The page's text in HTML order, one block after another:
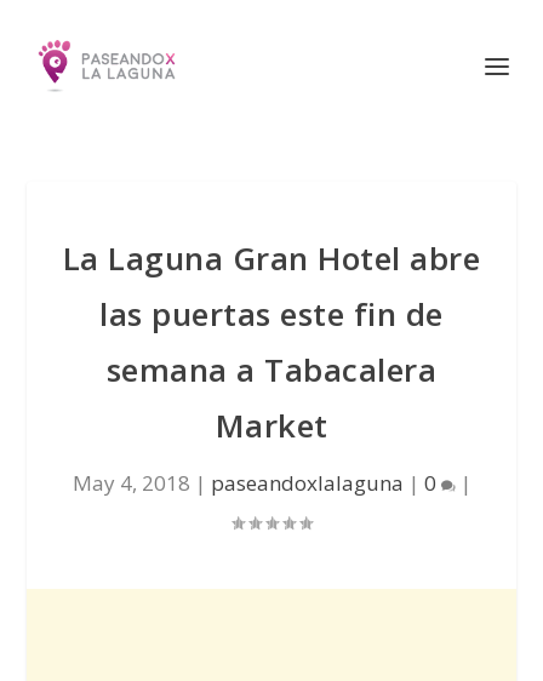
La Laguna Gran Hotel abre
las puertas este fin de
semana a Tabacalera
Market
May 4, 2018 | paseandoxlalaguna | 0 |